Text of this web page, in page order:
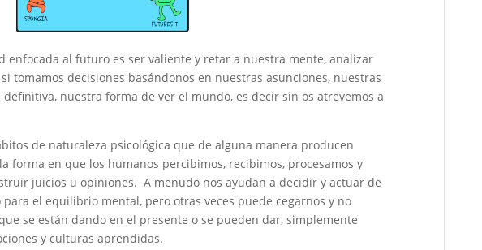
al futuro es ser valiente y retar a nuestra mente, analizar
tomamos decisiones basándonos en nuestras asunciones, nuestras
nuestra forma de ver el mundo, es decir sin os atrevemos a
de naturaleza psicológica que de alguna manera producen
forma en que los humanos percibimos, recibimos, procesamos y
juicios u opiniones. A menudo nos ayudan a decidir y actuar de
el equilibrio mental, pero otras veces puede cegarnos y no
se están dando en el presente o se pueden dar, simplemente
y culturas aprendidas.